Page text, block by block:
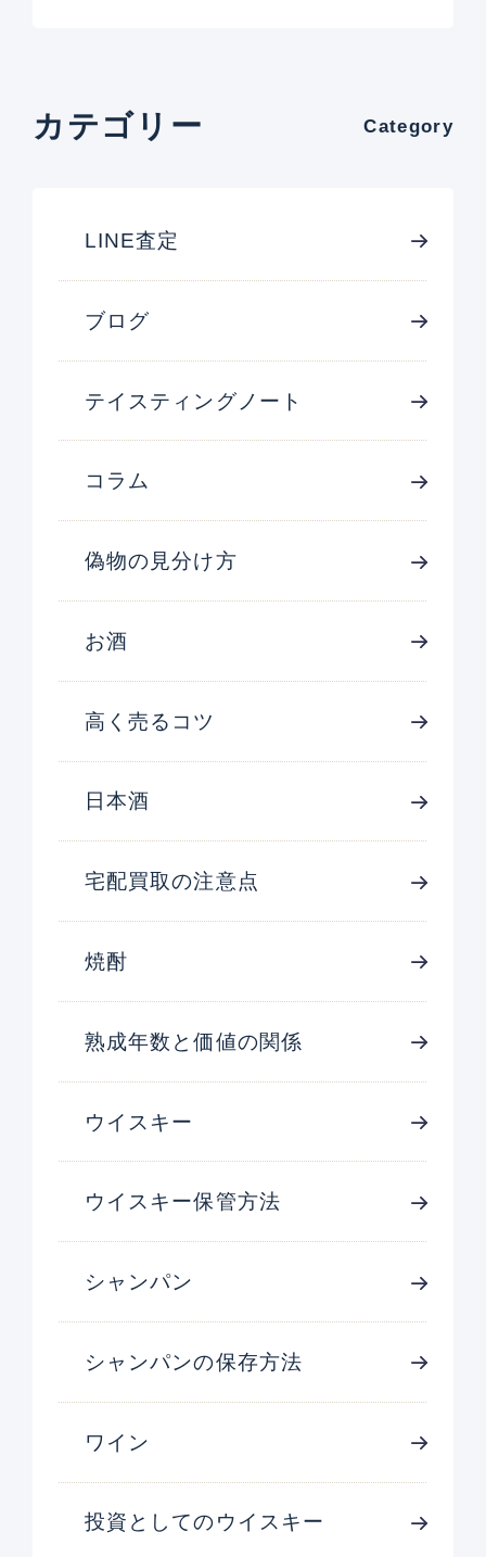
カテゴリー Category
LINE査定
ブログ
テイスティングノート
コラム
偽物の見分け方
お酒
高く売るコツ
日本酒
宅配買取の注意点
焼酎
熟成年数と価値の関係
ウイスキー
ウイスキー保管方法
シャンパン
シャンパンの保存方法
ワイン
投資としてのウイスキー